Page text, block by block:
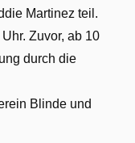
Martinez teil.
Zuvor, ab 10
durch die
Blinde und